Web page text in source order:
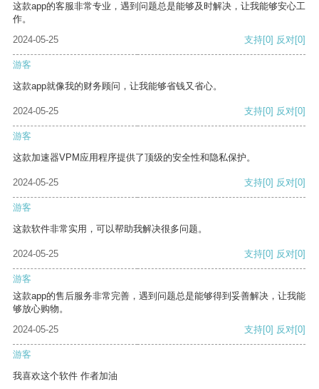
这款app的客服非常专业，遇到问题总是能够及时解决，让我能够安心工
作。
2024-05-25
支持[0] 反对[0]
游客
这款app就像我的财务顾问，让我能够省钱又省心。
2024-05-25 支持[0] 反对[0]
游客
这款加速器VPM应用程序提供了顶级的安全性和隐私保护。
2024-05-25 支持[0] 反对[0]
游客
这款软件非常实用，可以帮助我解决很多问题。
2024-05-25 支持[0] 反对[0]
游客
这款app的售后服务非常完善，遇到问题总是能够得到妥善解决，让我能
够放心购物。
2024-05-25
支持[0] 反对[0]
游客
我喜欢这个软件 作者加油